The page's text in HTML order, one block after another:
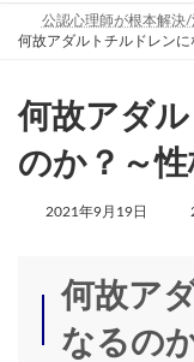
公認心理師が根本解決/
何故アダルトチルドレン
何故アダ
のか？～
2021年9月19日
何故ア
なるの